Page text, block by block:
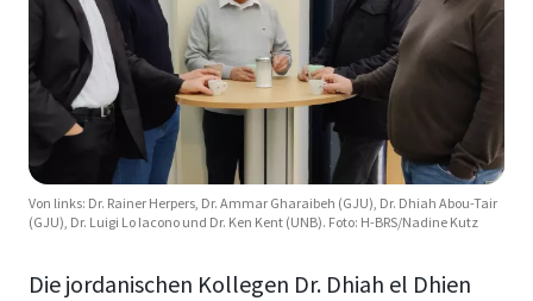
Von links: Dr. Rainer Herpers, Dr. Ammar Gharaibeh (GJU), Dr. Dhiah Abou-Tair
(GJU), Dr. Luigi Lo Iacono und Dr. Ken Kent (UNB). Foto: H-BRS/Nadine Kutz
Die jordanischen Kollegen Dr. Dhiah el Dhien